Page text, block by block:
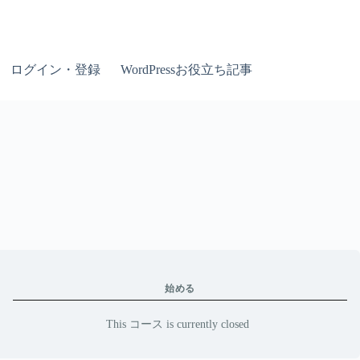
ログイン・登録 WordPressお役立ち記事
始める
This コース is currently closed